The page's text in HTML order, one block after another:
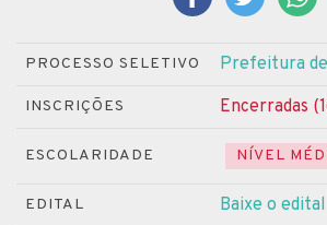
PROCESSO SELETIVO Prefeitura
INSCRIÇÕES Encerradas
ESCOLARIDADE NÍVEL
EDITAL Baixe o edital